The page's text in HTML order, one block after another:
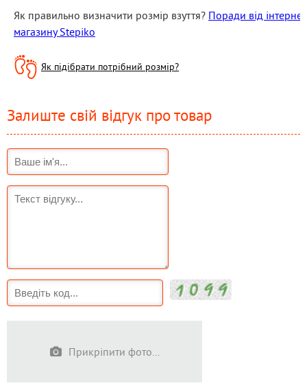
Як правильно визначити розмір взуття? Поради від інтернет
магазину Stepiko
Як підібрати потрібний розмір?
Залиште свій відгук про товар
Прикріпити фото...